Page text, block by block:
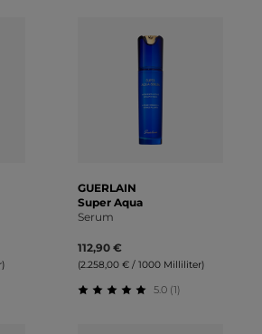
GUERLAIN
Super Aqua
Serum
112,90 €
(2.258,00 € / 1000 Milliliter)
5.0 (1)